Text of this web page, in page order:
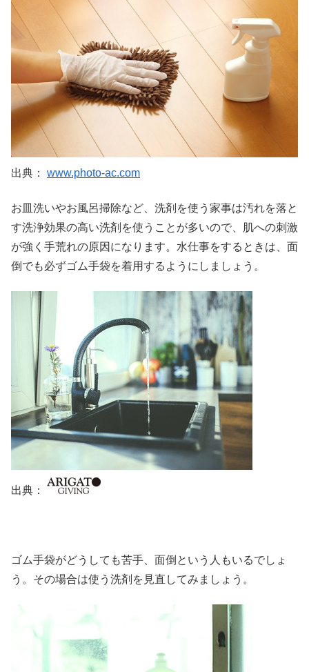
出典： www.photo-ac.com
お皿洗いやお風呂掃除など、洗剤を使う家事は汚れを落と
す洗浄効果の高い洗剤を使うことが多いので、肌への刺激
が強く手荒れの原因になります。水仕事をするときは、面
倒でも必ずゴム手袋を着用するようにしましょう。
出典：
ゴム手袋がどうしても苦手、面倒という人もいるでしょ
う。その場合は使う洗剤を見直してみましょう。